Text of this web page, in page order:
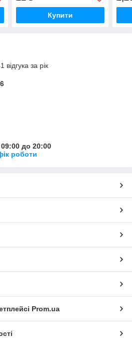
Купити
за рік
до 20:00
роботи
Prom.ua